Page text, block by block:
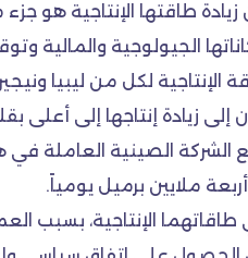
طاقتها الإنتاجية هو
الجيولوجية والمالية
الإنتاجية لكل من ليبيا
تطمح الآن إلى زيادة
ملايين برميل يومياً.
طاقاتهما الإنتاجية،